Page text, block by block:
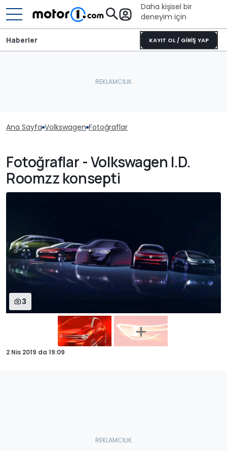
Daha kişisel bir
deneyim için
KAYIT OL / GİRİŞ YAP
Haberler
Ana Sayfa Volkswagen Fotoğraflar
Fotoğraflar - Volkswagen I.D.
Roomzz konsepti
3
2 Nis 2019 da 19:09